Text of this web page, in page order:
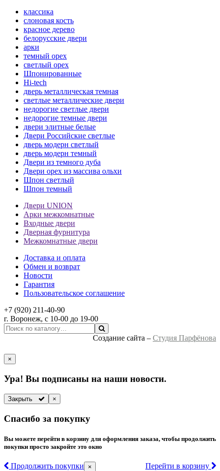
классика
слоновая кость
красное дерево
белорусские двери
арки
темный орех
светлый орех
Шпонированные
Hi-tech
дверь металлическая темная
светлые металлические двери
недорогие светлые двери
недорогие темные двери
двери элитные белые
Двери Российские светлые
дверь модерн светлый
дверь модерн темный
Двери из темного дуба
Двери орех из массива ольхи
Шпон светлый
Шпон темный
Двери UNION
Арки межкомнатные
Входные двери
Дверная фурнитура
Межкомнатные двери
Доставка и оплата
Обмен и возврат
Новости
Гарантия
Пользовательское соглашение
+7 (920) 211-40-90
г. Воронеж, с 10-00 до 19-00
Создание сайта – Студия Парфёнова
×
Ура! Вы подписаны на наши новости.
Закрыть ×
Спасибо за покупку
Вы можете перейти в корзину для оформления заказа, чтобы продолжить
покупки просто закройте это окно
Продолжить покупки Перейти в корзину
×